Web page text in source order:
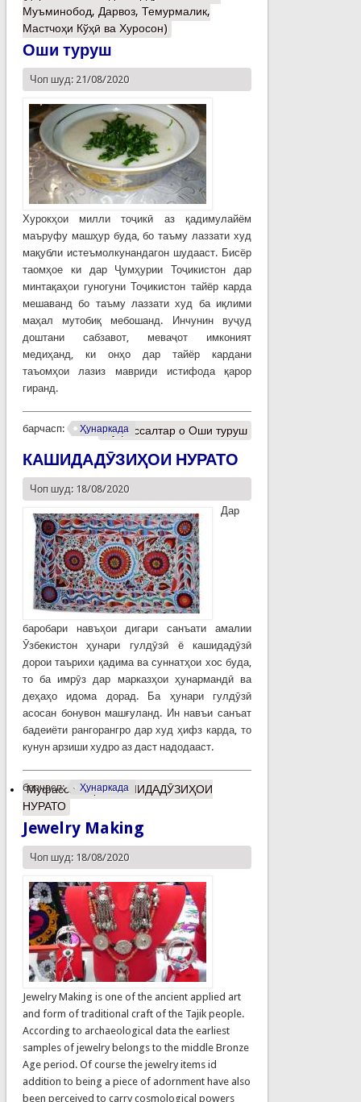
Муъминобод, Дарвоз, Темурмалик,
Мастчоҳи Кўҳӣ ва Хуросон)
Оши туруш
Чоп шуд: 21/08/2020
Хурокҳои милли тоҷикӣ аз қадимулайём
маъруфу машҳур буда, бо таъму лаззати худ
мақубли истеъмолкунандагон шудааст. Бисёр
таомҳое ки дар Ҷумҳурии Тоҷикистон дар
минтақаҳои гуногуни Тоҷикистон тайёр карда
мешаванд бо таъму лаззати худ ба иқлими
маҳал мутобиқ мебошанд. Инчунин вуҷуд
доштани сабзавот, меваҷот имконият
медиҳанд, ки онҳо дар тайёр кардани
таъомҳои лазиз мавриди истифода қарор
гиранд.
барчасп: Ҳунаркада
Муфассалтар о Оши туруш
КАШИДАДӮЗИҲОИ НУРАТО
Чоп шуд: 18/08/2020
Дар
баробари навъҳои дигари санъати амалии
Ӯзбекистон ҳунари гулдӯзӣ ё кашидадӯзӣ
дорои таърихи қадима ва суннатҳои хос буда,
то ба имрӯз дар марказҳои ҳунармандӣ ва
деҳаҳо идома дорад. Ба ҳунари гулдӯзӣ
асосан бонувон машғуланд. Ин навъи санъат
бадеиёти рангорангро дар худ ҳифз карда, то
кунун арзиши худро аз даст надодааст.
барчасп: Ҳунаркада
Муфассалтаро КАШИДАДӮЗИҲОИ
НУРАТО
Jewelry Making
Чоп шуд: 18/08/2020
Jewelry Making is one of the ancient applied art
and form of traditional craft of the Tajik people.
According to archaeological data the earliest
samples of jewelry belongs to the middle Bronze
Age period. Of course the jewelry items id
addition to being a piece of adornment have also
been perceived to carry cosmological powers